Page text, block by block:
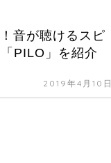
音が聴けるスピ
PILO」を紹介
2019年4月10日